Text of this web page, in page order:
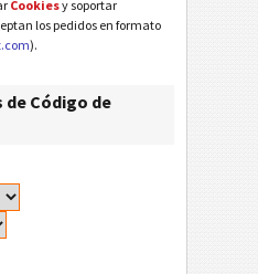
Cookiesy soportar
los pedidos en formato
).
Código de